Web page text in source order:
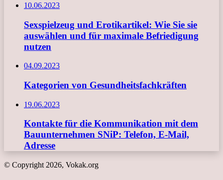
10.06.2023
Sexspielzeug und Erotikartikel: Wie Sie sie
auswählen und für maximale Befriedigung
nutzen
04.09.2023
Kategorien von Gesundheitsfachkräften
19.06.2023
Kontakte für die Kommunikation mit dem
Bauunternehmen SNiP: Telefon, E-Mail,
Adresse
© Copyright 2026, Vokak.org